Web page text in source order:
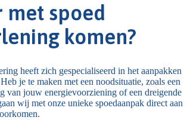
met spoed
komen?
heeft zich gespecialiseerd in het aanpakken
je te maken met een noodsituatie, zoals een
van jouw energievoorziening of een dreigende
wij met onze unieke spoedaanpak direct aan